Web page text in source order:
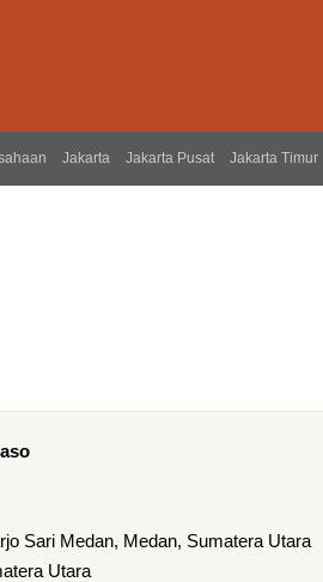
Jakarta Jakarta Pusat Jakarta Timur
Sari Medan, Medan, Sumatera Utara
Utara